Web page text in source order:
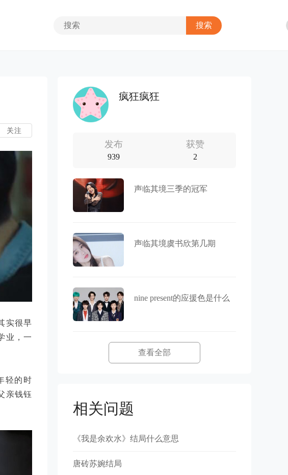
关注
实很早
业，一
轻的时
亲钱钰
疯狂疯狂
发布
939
获赞
2
声临其境三季的冠军
声临其境虞书欣第几期
nine present的应援色是什么
查看全部
相关问题
《我是余欢水》结局什么意思
唐砖苏婉结局